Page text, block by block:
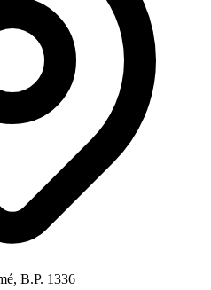
B.P. 1336